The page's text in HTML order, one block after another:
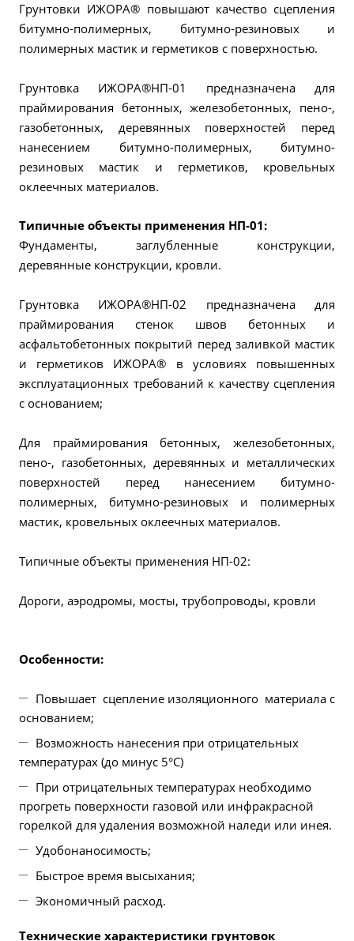
Грунтовки ИЖОРА® повышают качество сцепления
битумно-полимерных, битумно-резиновых и
полимерных мастик и герметиков с поверхностью.
Грунтовка ИЖОРА®НП-01 предназначена для
праймирования бетонных, железобетонных, пено-,
газобетонных, деревянных поверхностей перед
нанесением битумно-полимерных, битумно-
резиновых мастик и герметиков, кровельных
оклеечных материалов.
Типичные объекты применения НП-01:
Фундаменты, заглубленные конструкции,
деревянные конструкции, кровли.
Грунтовка ИЖОРА®НП-02 предназначена для
праймирования стенок швов бетонных и
асфальтобетонных покрытий перед заливкой мастик
и герметиков ИЖОРА® в условиях повышенных
эксплуатационных требований к качеству сцепления
с основанием;
Для праймирования бетонных, железобетонных,
пено-, газобетонных, деревянных и металлических
поверхностей перед нанесением битумно-
полимерных, битумно-резиновых и полимерных
мастик, кровельных оклеечных материалов.
Типичные объекты применения НП-02:
Дороги, аэродромы, мосты, трубопроводы, кровли
Особенности:
Повышает сцепление изоляционного материала с
основанием;
Возможность нанесения при отрицательных
температурах (до минус 5°С)
При отрицательных температурах необходимо
прогреть поверхности газовой или инфракрасной
горелкой для удаления возможной наледи или инея.
Удобонаносимость;
Быстрое время высыхания;
Экономичный расход.
Технические характеристики грунтовок